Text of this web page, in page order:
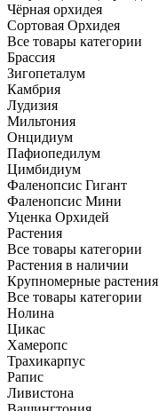
Чёрная орхидея
Сортовая Орхидея
Все товары категории
Брассия
Зигопеталум
Камбрия
Лудизия
Мильтония
Онцидиум
Пафиопедилум
Цимбидиум
Фаленопсис Гигант
Фаленопсис Мини
Уценка Орхидей
Растения
Все товары категории
Растения в наличии
Крупномерные растения
Все товары категории
Нолина
Цикас
Хамеропс
Трахикарпус
Рапис
Ливистона